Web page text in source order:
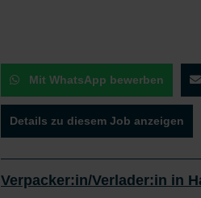
Mit WhatsApp bewerben
Details zu diesem Job anzeigen
Verpacker:in/Verlader:in in